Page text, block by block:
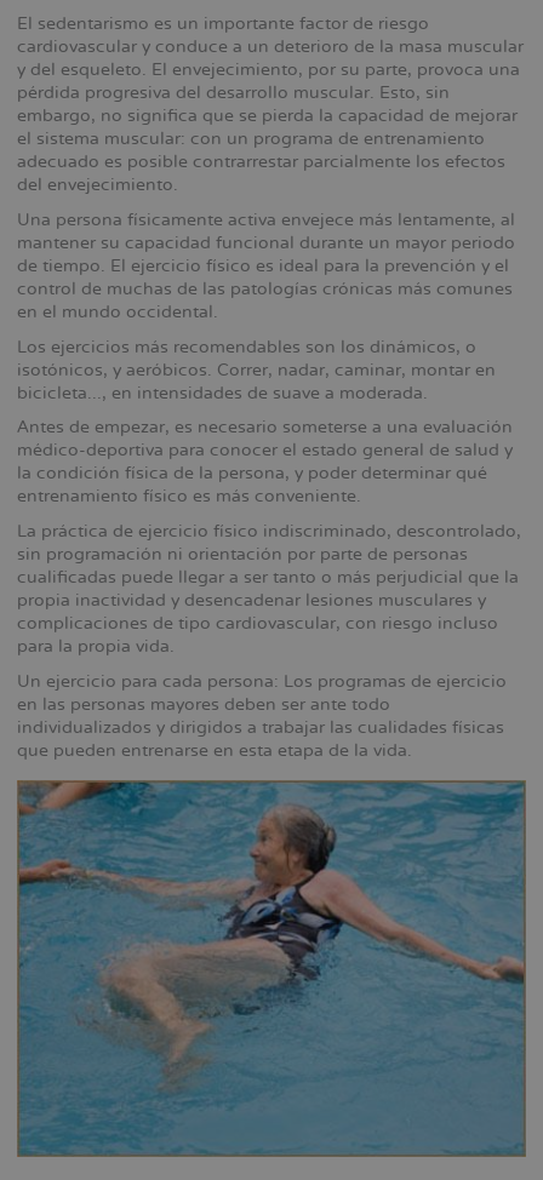
El sedentarismo es un importante factor de riesgo
cardiovascular y conduce a un deterioro de la masa muscular
y del esqueleto. El envejecimiento, por su parte, provoca una
pérdida progresiva del desarrollo muscular. Esto, sin
embargo, no significa que se pierda la capacidad de mejorar
el sistema muscular: con un programa de entrenamiento
adecuado es posible contrarrestar parcialmente los efectos
del envejecimiento.
Una persona físicamente activa envejece más lentamente, al
mantener su capacidad funcional durante un mayor periodo
de tiempo. El ejercicio físico es ideal para la prevención y el
control de muchas de las patologías crónicas más comunes
en el mundo occidental.
Los ejercicios más recomendables son los dinámicos, o
isotónicos, y aeróbicos. Correr, nadar, caminar, montar en
bicicleta..., en intensidades de suave a moderada.
Antes de empezar, es necesario someterse a una evaluación
médico-deportiva para conocer el estado general de salud y
la condición física de la persona, y poder determinar qué
entrenamiento físico es más conveniente.
La práctica de ejercicio físico indiscriminado, descontrolado,
sin programación ni orientación por parte de personas
cualificadas puede llegar a ser tanto o más perjudicial que la
propia inactividad y desencadenar lesiones musculares y
complicaciones de tipo cardiovascular, con riesgo incluso
para la propia vida.
Un ejercicio para cada persona: Los programas de ejercicio
en las personas mayores deben ser ante todo
individualizados y dirigidos a trabajar las cualidades físicas
que pueden entrenarse en esta etapa de la vida.